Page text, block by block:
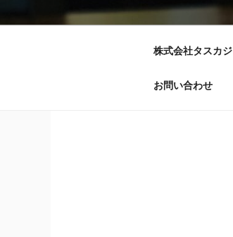
キ
株式会社タスカジ
お問い合わせ